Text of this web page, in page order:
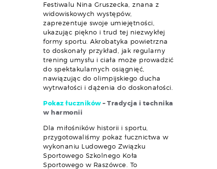
Festiwalu Nina Gruszecka, znana z
widowiskowych występów,
zaprezentuje swoje umiejętności,
ukazując piękno i trud tej niezwykłej
formy sportu. Akrobatyka powietrzna
to doskonały przykład, jak regularny
trening umysłu i ciała może prowadzić
do spektakularnych osiągnięć,
nawiązując do olimpijskiego ducha
wytrwałości i dążenia do doskonałości.
Pokaz łuczników– Tradycja i technika
w harmonii
Dla miłośników historii i sportu,
przygotowaliśmy pokaz łucznictwa w
wykonaniu Ludowego Związku
Sportowego Szkolnego Koła
Sportowego w Raszówce. To